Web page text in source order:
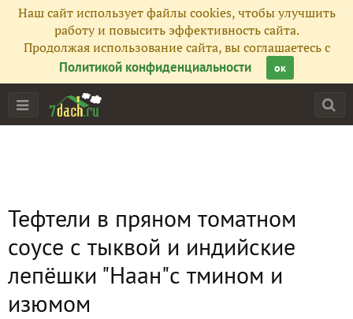
Наш сайт использует файлы cookies, чтобы улучшить
работу и повысить эффективность сайта.
Продолжая использование сайта, вы соглашаетесь с
Политикой конфиденциальности
ок
Тефтели в пряном томатном
соусе с тыквой и индийские
лепёшки "Наан"с тмином и
изюмом